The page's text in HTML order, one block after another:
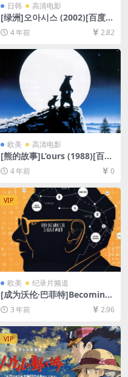
日韩 高清电影
[绿洲]오아시스 (2002)[百度网
盘+迅雷云盘资源1080P超清
未删减][MP4/8.4GB][韩语中
字]
4 年前 2.82
欧美 高清电影
[熊的故事]L’ours (1988)[百度
网盘+迅雷云盘资源1080P超
清未删减][MP4/6.2GB][中英
字幕]
4 年前 0
VIP
欧美 纪录片频道
[成为沃伦·巴菲特]Becoming
Warren Buffett (2017)[百度
网盘+夸克网盘1080P超清未
载][MP4/5.5GB][中英字幕]
3 年前 2.96
VIP